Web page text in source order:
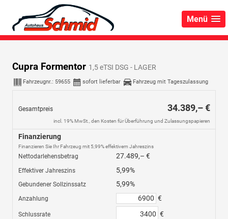
Menü
Cupra Formentor 1,5 eTSI DSG - LAGER
Fahrzeugnr.: 59655 sofort lieferbar Fahrzeug mit Tageszulassung
Gesamtpreis 34.389,– €
incl. 19% MwSt., den Kosten für Überführung und Zulassungspapieren
Finanzierung
Finanzieren Sie Ihr Fahrzeug mit 5,99% effektivem Jahreszins
Nettodarlehensbetrag 27.489,– €
Effektiver Jahreszins 5,99%
Gebundener Sollzinssatz 5,99%
Anzahlung €
Schlussrate €